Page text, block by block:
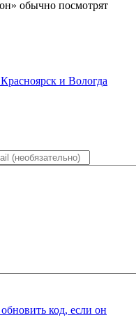
обыч­но по­смот­рят
и Вологда